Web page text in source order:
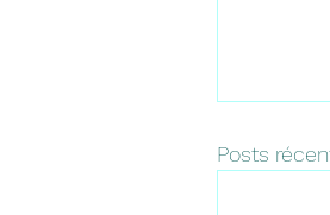
Posts